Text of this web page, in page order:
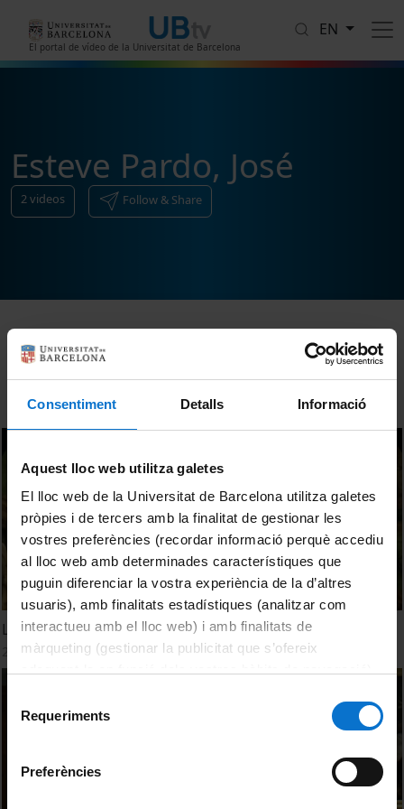
Consentiment Detalls Informació
Aquest lloc web utilitza galetes
El lloc web de la Universitat de Barcelona utilitza galetes
pròpies i de tercers amb la finalitat de gestionar les
vostres preferències (recordar informació perquè accediu
al lloc web amb determinades característiques que
puguin diferenciar la vostra experiència de la d’altres
usuaris), amb finalitats estadístiques (analitzar com
interactueu amb el lloc web) i amb finalitats de
màrqueting (gestionar la publicitat que s’ofereix
consultar laPolítica de galetes del lloc web de la
Requeriments
Preferències
El portal de vídeo de la Universitat de Barcelona
EN
Esteve Pardo, José
2videos Follow & Share
Sort
La Piedad. Fernando Gallego
23 April, 2012